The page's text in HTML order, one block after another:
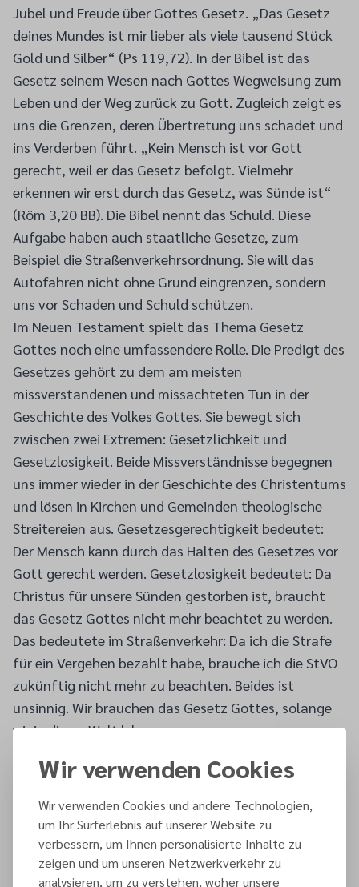
Jubel und Freude über Gottes Gesetz. „Das Gesetz
deines Mundes ist mir lieber als viele tausend Stück
Gold und ­Silber“ (Ps 119,72). In der Bibel ist das
Gesetz seinem Wesen nach Gottes Wegweisung zum
Leben und der Weg zurück zu Gott. Zugleich zeigt es
uns die ­Grenzen, deren Übertretung uns schadet und
ins Verderben führt. „Kein Mensch ist vor Gott
gerecht, weil er das Gesetz befolgt. Vielmehr
erkennen wir erst durch das Gesetz, was Sünde ist“
(Röm 3,20 BB). Die Bibel nennt das Schuld. Diese
Aufgabe haben auch staatliche ­Gesetze, zum
Beispiel die Straßenverkehrsordnung. Sie will das
Autofahren nicht ohne Grund ­eingrenzen, sondern
uns vor Schaden und Schuld schützen.
Im Neuen Testament spielt das Thema Gesetz
Gottes noch eine umfassendere Rolle. Die Predigt des
Gesetzes gehört zu dem am meisten
missverstandenen und missachteten Tun in der
Geschichte des Volkes Gottes. Sie bewegt sich
zwischen zwei Extremen: Gesetzlichkeit und
Gesetzlosigkeit. Beide Missverständnisse begegnen
uns immer wieder in der Geschichte des Christentums
und lösen in Kirchen und Gemeinden theologische
Streitereien aus. Gesetzesgerechtigkeit bedeutet:
Der Mensch kann durch das Halten des Gesetzes vor
Gott gerecht werden. Gesetzlosigkeit bedeutet: Da
Christus für unsere Sünden gestorben ist, braucht
das Gesetz Gottes nicht mehr beachtet zu werden.
Das bedeutete im Straßenverkehr: Da ich die Strafe
für ein Vergehen bezahlt habe, brauche ich die StVO
zukünftig nicht mehr zu beachten. Beides ist
unsinnig. Wir brauchen das Gesetz Gottes, solange
wir in dieser Welt leben.
Gottes. Gemeint ist damit vor allem die Thora, das ­
Gesetz, das in zahlreichen Begriffen umschrieben
wird: Gebot, Weg, Weisung, Satzung, Befehl,
Ordnung, Mahnung, Zeugnis. Lassen wir uns also vom
Psalmisten inspirieren: „Wie habe ich dein Gesetz so
Wir verwenden Cookies
Wir verwenden Cookies und andere Technologien,
um Ihr Surferlebnis auf unserer Website zu
verbessern, um Ihnen personalisierte Inhalte zu
zeigen und um unseren Netzwerkverkehr zu
analysieren, um zu verstehen, woher unsere